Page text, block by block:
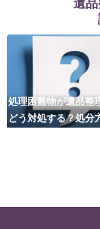
遺
処理困難物が遺品整
どう対処する？処分